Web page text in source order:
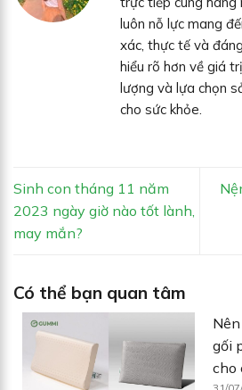
luôn nỗ lực mang
xác, thực tế và
hiểu rõ hơn về giá
lượng và lựa chọn
cho sức khỏe.
Sinh con tháng 11 năm
2023 ngày giờ nào tốt lành,
may mắn?
Có thể bạn quan tâm
gối
cho